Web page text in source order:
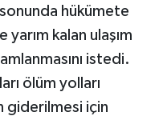
hükümete
kalan ulaşım
istedi.
ölüm yolları
giderilmesi için